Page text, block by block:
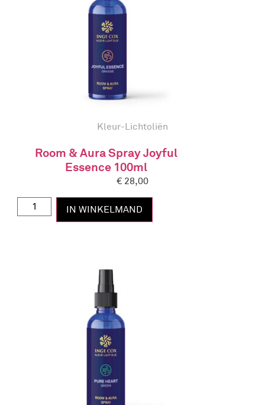
Kleur-Lichtoliën
Room & Aura Spray Joyful
Essence 100ml
€ 28,00
IN WINKELMAND